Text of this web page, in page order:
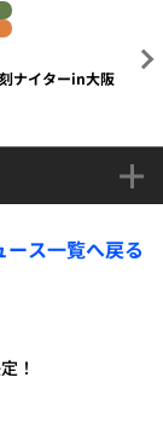
ナイターin大阪
ース一覧へ戻る
！